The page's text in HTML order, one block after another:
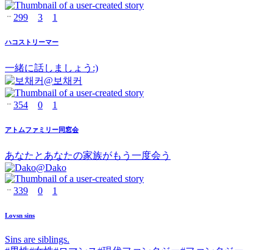
299 3 1
ハコストリーマー
一緒に話しましょう:)
@ 보채커
354 0 1
アトムファミリー同窓会
あなたとあなたの家族がもう一度会う
@Dako
339 0 1
Lovsn sins
Sins are siblings.